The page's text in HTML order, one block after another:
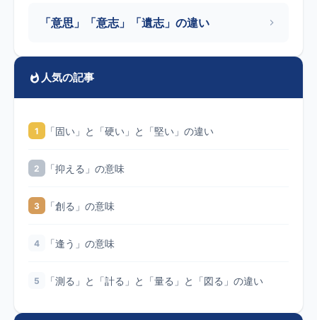
「意思」「意志」「遺志」の違い
人気の記事
1 「固い」と「硬い」と「堅い」の違い
2 「抑える」の意味
3 「創る」の意味
4 「逢う」の意味
5 「測る」と「計る」と「量る」と「図る」の違い